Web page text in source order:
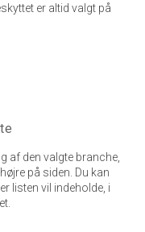
er altid valgt på
af den valgte branche,
på siden. Du kan
listen vil indeholde, i